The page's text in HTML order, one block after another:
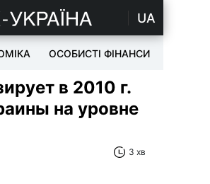
UA
ОСОБИСТІ ФІНАНСИ
в 2010 г.
на уровне
3 хв